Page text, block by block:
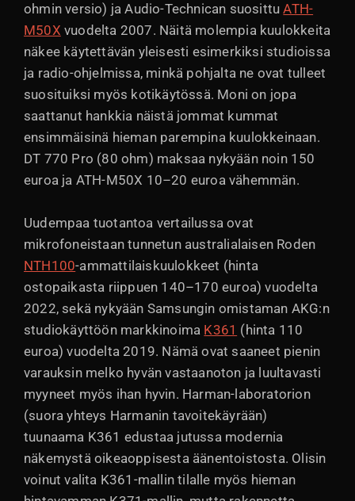
ohmin versio) ja Audio-Technican suosittuATH-
M50X vuodelta 2007. Näitä molempia kuulokkeita
näkee käytettävän yleisesti esimerkiksi studioissa
ja radio-ohjelmissa, minkä pohjalta ne ovat tulleet
suosituiksi myös kotikäytössä. Moni on jopa
saattanut hankkia näistä jommat kummat
ensimmäisinä hieman parempina kuulokkeinaan.
DT 770 Pro (80 ohm) maksaa nykyään noin 150
euroa ja ATH-M50X 10–20 euroa vähemmän.
Uudempaa tuotantoa vertailussa ovat
mikrofoneistaan tunnetun australialaisen Roden
NTH100-ammattilaiskuulokkeet (hinta
ostopaikasta riippuen 140–170 euroa) vuodelta
2022, sekä nykyään Samsungin omistaman AKG:n
studiokäyttöön markkinoima K361 (hinta 110
euroa) vuodelta 2019. Nämä ovat saaneet pienin
varauksin melko hyvän vastaanoton ja luultavasti
myyneet myös ihan hyvin. Harman-laboratorion
(suora yhteys Harmanin tavoitekäyrään)
tuunaama K361 edustaa jutussa modernia
näkemystä oikeaoppisesta äänentoistosta. Olisin
voinut valita K361-mallin tilalle myös hieman